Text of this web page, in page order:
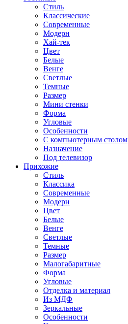
Стиль
Классические
Современные
Модерн
Хай-тек
Цвет
Белые
Венге
Светлые
Темные
Размер
Мини стенки
Форма
Угловые
Особенности
С компьютерным столом
Назначение
Под телевизор
Прихожие
Стиль
Классика
Современные
Модерн
Цвет
Белые
Венге
Светлые
Темные
Размер
Малогабаритные
Форма
Угловые
Отделка и материал
Из МДФ
Зеркальные
Особенности